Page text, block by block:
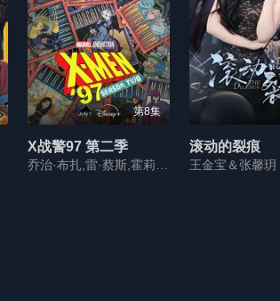
第8集
X战警97 第二季 滚动的裂痕
王金宝＆张馨玥